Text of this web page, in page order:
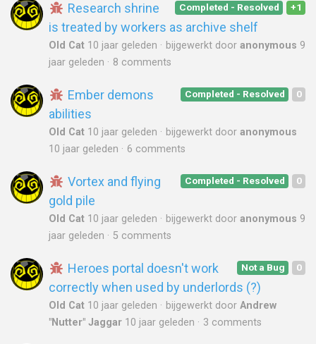
+1
Completed - Resolved
Research shrine
is treated by workers as archive shelf
Old Cat 10 jaar geleden bijgewerkt door anonymous 9
jaar geleden
8 comments
0
Completed - Resolved
Ember demons
abilities
Old Cat 10 jaar geleden bijgewerkt door anonymous
10 jaar geleden
6 comments
0
Completed - Resolved
Vortex and flying
gold pile
Old Cat 10 jaar geleden bijgewerkt door anonymous 9
jaar geleden
5 comments
0
Not a Bug
Heroes portal doesn't work
correctly when used by underlords (?)
Old Cat 10 jaar geleden bijgewerkt door Andrew
"Nutter" Jaggar 10 jaar geleden 3 comments